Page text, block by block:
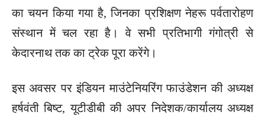
का चयन किया गया है, जिनका प्रशिक्षण नेहरू पर्वतारोहण
संस्थान में चल रहा है। वे सभी प्रतिभागी गंगोत्री से
केदारनाथ तक का ट्रेक पूरा करेंगे।
इस अवसर पर इंडियन माउंटेनियरिंग फाउंडेशन की अध्यक्ष
हर्षवंती बिष्ट, यूटीडीबी की अपर निदेशक/कार्यालय अध्यक्ष